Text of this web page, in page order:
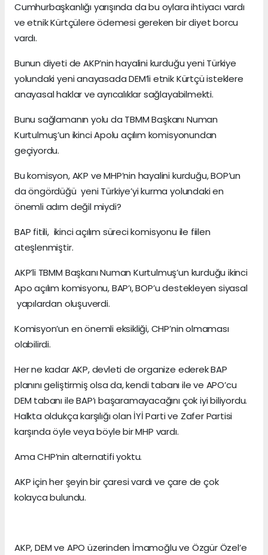
Cumhurbaşkanlığı yarışında da bu oylara ihtiyacı vardı
ve etnik Kürtçülere ödemesi gereken bir diyet borcu
vardı.
Bunun diyeti de AKP’nin hayalini kurduğu yeni Türkiye
yolundaki yeni anayasada DEM’li etnik Kürtçü isteklere
anayasal haklar ve ayrıcalıklar sağlayabilmekti.
Bunu sağlamanın yolu da TBMM Başkanı Numan
Kurtulmuş’un ikinci Apolu açılım komisyonundan
geçiyordu.
Bu komisyon, AKP ve MHP’nin hayalini kurduğu, BOP’un
da öngördüğü yeni Türkiye’yi kurma yolundaki en
önemli adım değil miydi?
BAP fitili, ikinci açılım süreci komisyonu ile fiilen
ateşlenmiştir.
AKP’li TBMM Başkanı Numan Kurtulmuş’un kurduğu ikinci
Apo açılım komisyonu, BAP’ı, BOP’u destekleyen siyasal
yapılardan oluşuverdi.
Komisyon’un en önemli eksikliği, CHP’nin olmaması
olabilirdi.
Her ne kadar AKP, devleti de organize ederek BAP
planını geliştirmiş olsa da, kendi tabanı ile ve APO’cu
DEM tabanı ile BAP’ı başaramayacağını çok iyi biliyordu.
Halkta oldukça karşılığı olan İYİ Parti ve Zafer Partisi
karşında öyle veya böyle bir MHP vardı.
Ama CHP’nin alternatifi yoktu.
AKP için her şeyin bir çaresi vardı ve çare de çok
kolayca bulundu.
AKP, DEM ve APO üzerinden İmamoğlu ve Özgür Özel’e